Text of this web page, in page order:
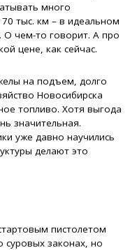
много
тыс. км – в идеальном
О чем-то говорит. А про
цене, как сейчас.
на подъем, долго
Новосибирска
топливо. Хотя выгода
значительная.
уже давно научились
делают это
пистолетом
суровых законах, но